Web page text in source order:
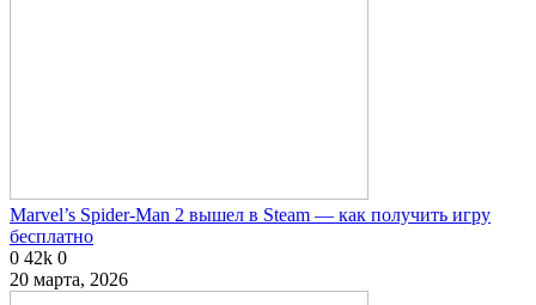
Marvel’s Spider-Man 2 вышел в Steam — как получить игру
бесплатно
0 42k 0
20 марта, 2026